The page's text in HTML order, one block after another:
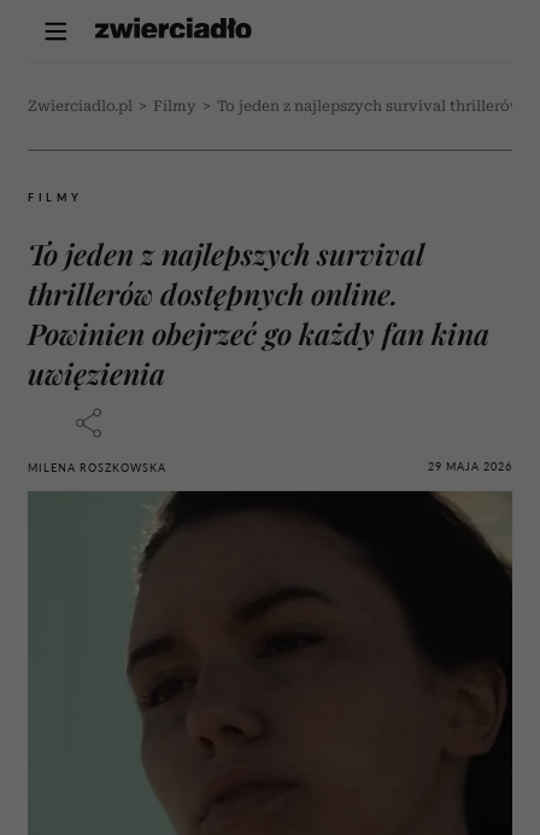
Zwierciadlo.pl > Filmy > To jeden z najlepszych survival thrillerów
FILMY
To jeden z najlepszych survival
thrillerów dostępnych online.
Powinien obejrzeć go każdy fan kina
uwięzienia
MILENA ROSZKOWSKA 29 MAJA 2026